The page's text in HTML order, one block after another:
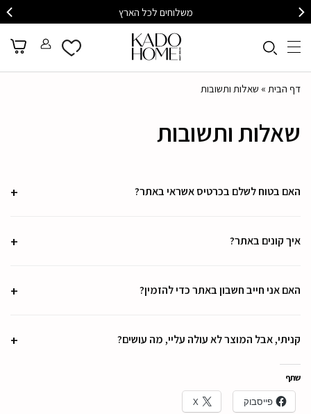
משלוחים לכל הארץ
דף הבית » שאלות ותשובות
שאלות ותשובות
האם בטוח לשלם בכרטיס אשראי באתר?
איך קונים באתר?
האם אני חייב חשבון באתר כדי להזמין?
קניתי, אבל המוצר לא עולה עליי, מה עושים?
שתף
פייסבוק X